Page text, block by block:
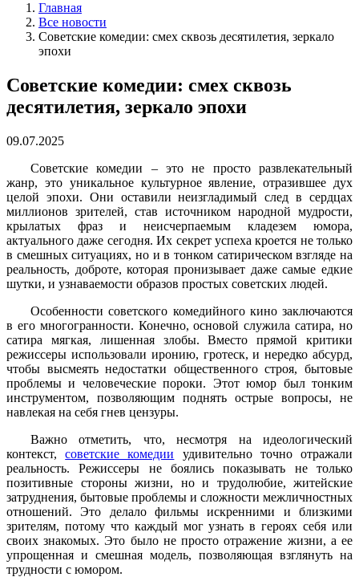
Главная
Все новости
Советские комедии: смех сквозь десятилетия, зеркало
эпохи
Советские комедии: смех сквозь
десятилетия, зеркало эпохи
09.07.2025
Советские комедии – это не просто развлекательный
жанр, это уникальное культурное явление, отразившее дух
целой эпохи. Они оставили неизгладимый след в сердцах
миллионов зрителей, став источником народной мудрости,
крылатых фраз и неисчерпаемым кладезем юмора,
актуального даже сегодня. Их секрет успеха кроется не только
в смешных ситуациях, но и в тонком сатирическом взгляде на
реальность, доброте, которая пронизывает даже самые едкие
шутки, и узнаваемости образов простых советских людей.
Особенности советского комедийного кино заключаются
в его многогранности. Конечно, основой служила сатира, но
сатира мягкая, лишенная злобы. Вместо прямой критики
режиссеры использовали иронию, гротеск, и нередко абсурд,
чтобы высмеять недостатки общественного строя, бытовые
проблемы и человеческие пороки. Этот юмор был тонким
инструментом, позволяющим поднять острые вопросы, не
навлекая на себя гнев цензуры.
Важно отметить, что, несмотря на идеологический
контекст,советские комедии удивительно точно отражали
реальность. Режиссеры не боялись показывать не только
позитивные стороны жизни, но и трудолюбие, житейские
затруднения, бытовые проблемы и сложности межличностных
отношений. Это делало фильмы искренними и близкими
зрителям, потому что каждый мог узнать в героях себя или
своих знакомых. Это было не просто отражение жизни, а ее
упрощенная и смешная модель, позволяющая взглянуть на
трудности с юмором.